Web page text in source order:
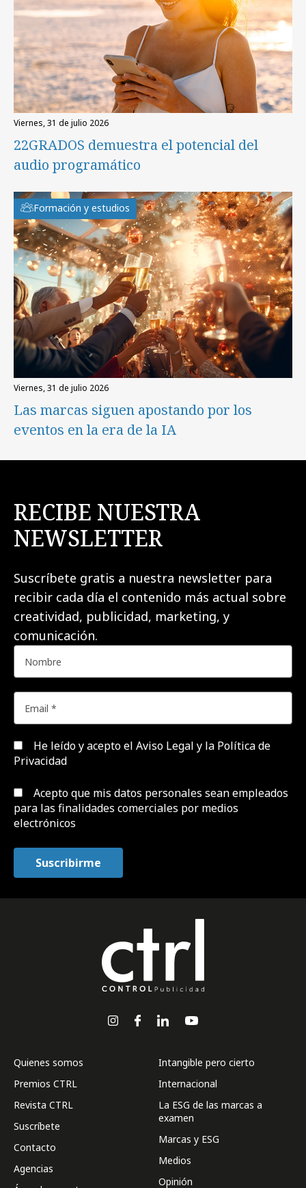
viernes, 31 de julio 2026
22GRADOS demuestra el potencial del
audio programático
Formación y estudios
viernes, 31 de julio 2026
Las marcas siguen apostando por los
eventos en la era de la IA
RECIBE NUESTRA
NEWSLETTER
Suscríbete gratis a nuestra newsletter para
recibir cada día el contenido más actual sobre
creatividad, publicidad, marketing, y
comunicación.
He leído y acepto el Aviso Legal y la Política de
Privacidad
Acepto que mis datos personales sean empleados
para las finalidades comerciales por medios
electrónicos
Quienes somos
Premios CTRL
Revista CTRL
Suscríbete
Contacto
Agencias
Intangible pero cierto
Internacional
La ESG de las marcas a
examen
Marcas y ESG
Medios
Opinión